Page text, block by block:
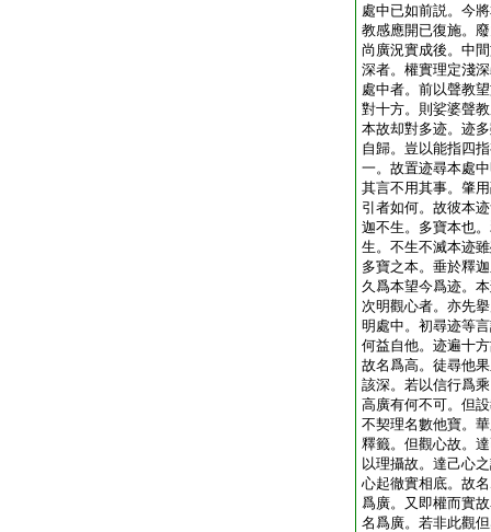
處中已如前説。今
教感應開已復施。
尚廣況實成後。中
深者。權實理定淺
處中者。前以聲教
對十方。則娑婆聲
本故却對多迹。迹
自歸。豈以能指四
一。故置迹尋本處
其言不用其事。肇
引者如何。故彼本
迦不生。多寶本也
生。不生不滅本迹
多寶之本。垂於釋
久爲本望今爲迹。
次明觀心者。亦先
明處中。初尋迹等
何益自他。迹遍十
故名爲高。徒尋他
該深。若以信行爲
高廣有何不可。但
不契理名數他寶。
釋籤。但觀心故。
以理攝故。達己心
心起徹實相底。故
爲廣。又即權而實
名爲廣。若非此觀